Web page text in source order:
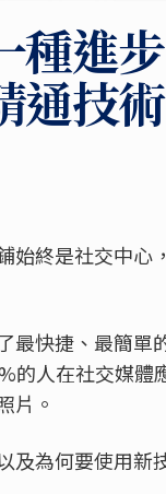
種進
通技
始終是社交中
最快捷、最簡
的人在社交媒
片。
及為何要使用新